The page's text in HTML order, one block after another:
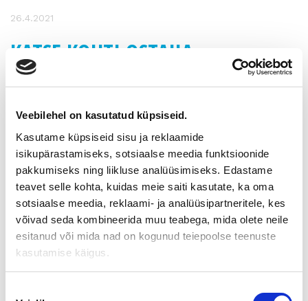
Veebilehel on kasutatud küpsiseid.
Kasutame küpsiseid sisu ja reklaamide
isikupärastamiseks, sotsiaalse meedia funktsioonide
pakkumiseks ning liikluse analüüsimiseks. Edastame
teavet selle kohta, kuidas meie saiti kasutate, ka oma
sotsiaalse meedia, reklaami- ja analüüsipartneritele, kes
võivad seda kombineerida muu teabega, mida olete neile
esitanud või mida nad on kogunud teiepoolse teenuste
kasutamise käigus.
26.4.2021
KATSE KOHTI OSTAJIA –
TARVITSEMME UUSIA YRITTÄJIÄ
Tiedämme, että yrityskauppa on hyvä tapa ryhtyä yrittäjäksi.
ja osaava henkilöstö ovat jo valmiina. Aloittavan yrittäjän
vinkkelistä yrityskauppa kuitenkin kantaa mukanaan turhaan
raskaan prosessin mainetta.
Moni ajattelee, että yrityksen ostaminen on vaikeaa ja kallista.
Tätä mystiikkaa omistajanvaihdos- ja yrityskauppatoimijoiden
on syytä yhdessä määrätietoisesti purkaa. Meidän pitää
vahvistaa viestiä ja viestintää ostajille.
Todennäköisesti ostaisit asuntosikin välittäjän kautta.